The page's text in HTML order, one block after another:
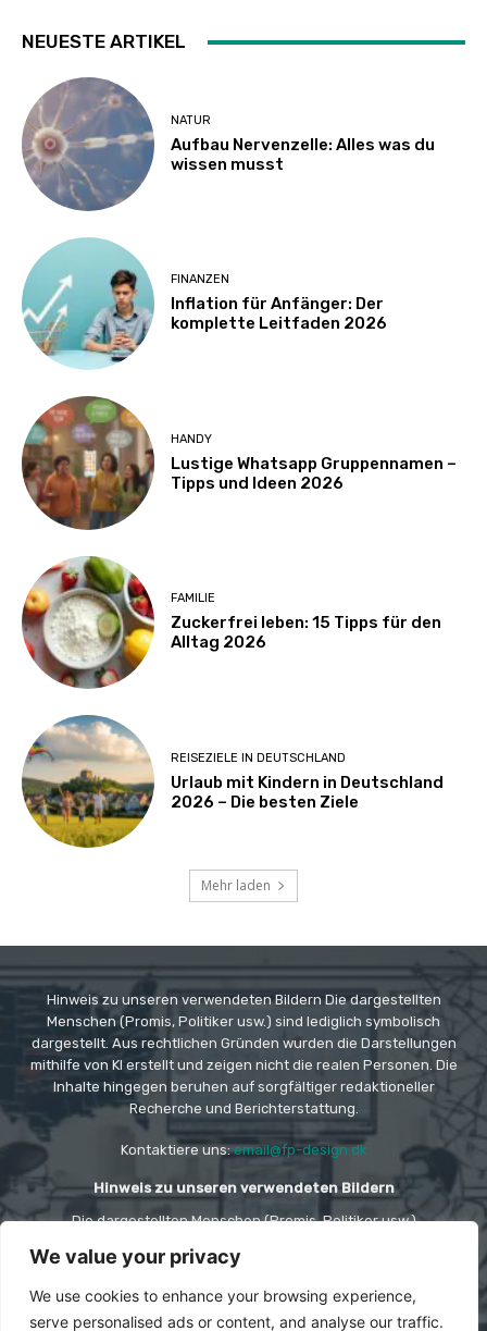
We value your privacy
We use cookies to enhance your browsing experience,
serve personalised ads or content, and analyse our traffic.
NEUESTE ARTIKEL
NATUR
Aufbau Nervenzelle: Alles was du
wissen musst
FINANZEN
Inflation für Anfänger: Der
komplette Leitfaden 2026
HANDY
Lustige Whatsapp Gruppennamen –
Tipps und Ideen 2026
FAMILIE
Zuckerfrei leben: 15 Tipps für den
Alltag 2026
REISEZIELE IN DEUTSCHLAND
Urlaub mit Kindern in Deutschland
2026 – Die besten Ziele
Mehr laden
Hinweis zu unseren verwendeten Bildern Die dargestellten
Menschen (Promis, Politiker usw.) sind lediglich symbolisch
dargestellt. Aus rechtlichen Gründen wurden die Darstellungen
mithilfe von KI erstellt und zeigen nicht die realen Personen. Die
Inhalte hingegen beruhen auf sorgfältiger redaktioneller
Recherche und Berichterstattung.
Kontaktiere uns:email@fp-design.dk
Hinweis zu unseren verwendeten Bildern
Die dargestellten Menschen (Promis, Politiker usw.)
Gründen wurden die Darstellungen mithilfe von KI
erstellt und zeigen nicht die realen Personen. Die
Inhalte hingegen beruhen auf sorgfältiger
redaktioneller Recherche und Berichterstattung.